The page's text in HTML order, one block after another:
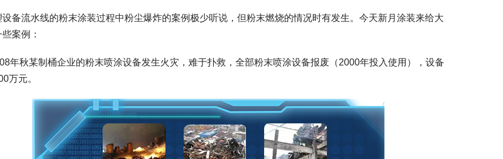
备流水线的粉末涂装过程中粉尘爆炸的案例极少听说，但粉末燃烧的情况时有发生。今天新月涂装来给大
案例：
年秋某制桶企业的粉末喷涂设备发生火灾，难于扑救，全部粉末喷涂设备报废（2000年投入使用），设备
万元。